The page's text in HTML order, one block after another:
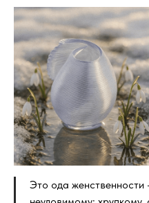
Это ода женственности